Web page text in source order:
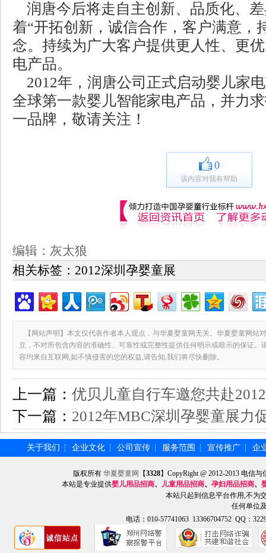
润唐今后将走自主创新、品质化、
着“开拓创新，诚信合作，客户满意，
念。持续为广大客户提供更人性、更
电产品。
2012年，润唐公司正式启动婴儿家
全球第一款婴儿智能家电产品，并力
一品牌，敬请关注！
0
该内容对我有帮助
编辑：灰太狼
相关标签： 2012深圳孕婴童展
【网站声明】本文仅代表作者本人观点，与华夏婴童网无关。华夏婴童网站
立，不对所包含内容的准确性、可靠性或完整性提供任何明示或暗示的保证。
容均来自互联网,如不慎侵害的您的权益,请告知,我们将尽快删除。
上一篇： 优贝儿童自行车邀您共赴
下一篇： 2012年MBC深圳孕婴童展力
关于我们 ┆ 企业文化 ┆ 公司宣传 ┆ 服务范围 ┆ 宣传推广 ┆ 企
版权所有华夏婴童网 【3328】CopyRight @ 2012-2013 电信
本站是专业提供婴儿用品招商、 儿童用品招商、 孕妇用品招商、
本站只起到信息平台作用,不为
任何单位
电话：010-57741063 13366704752 QQ：